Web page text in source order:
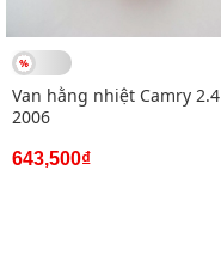
Van hằng nhiệt Camry 2.4
2006
643,500₫